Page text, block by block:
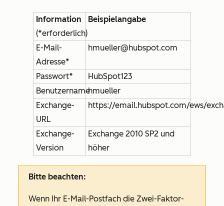
Information
(*erforderlich)
Beispielangabe
E-Mail-
Adresse*
hmueller@hubspot.com
Passwort*
HubSpot123
Benutzernamehmueller
Exchange-
URL
https://email.hubspot.com/ews/
Exchange-
Version
Exchange 2010 SP2 und
höher
Bitte beachten:
Wenn Ihr E-Mail-Postfach die Zwei-Faktor-